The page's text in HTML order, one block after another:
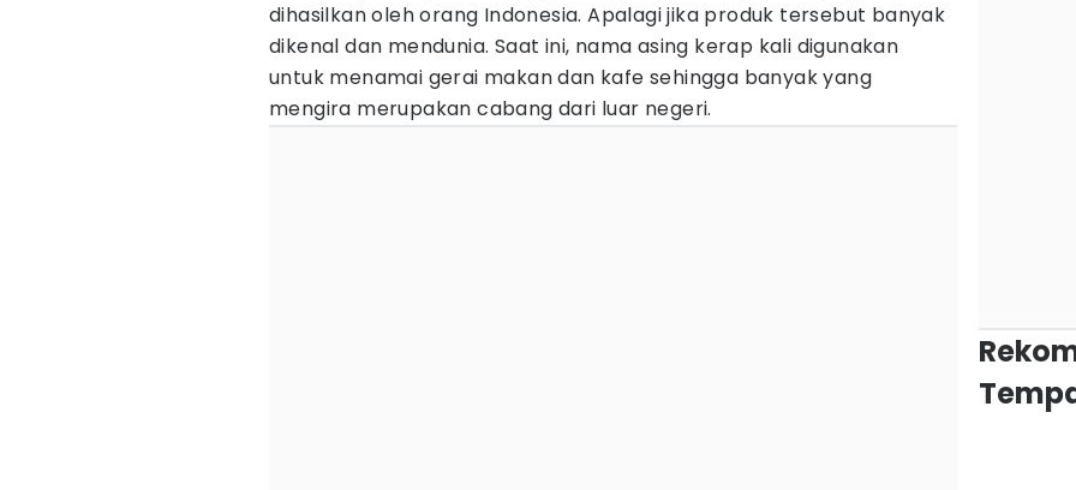
dihasilkan oleh orang Indonesia. Apalagi jika produk tersebut banyak
dikenal dan mendunia. Saat ini, nama asing kerap kali digunakan
untuk menamai gerai makan dan kafe sehingga banyak yang
mengira merupakan cabang dari luar negeri.